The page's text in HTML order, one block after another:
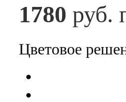
1780 руб.
Цветовое